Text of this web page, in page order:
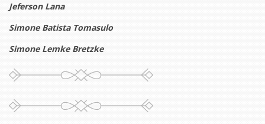
Jeferson Lana
Simone Batista Tomasulo
Simone Lemke Bretzke